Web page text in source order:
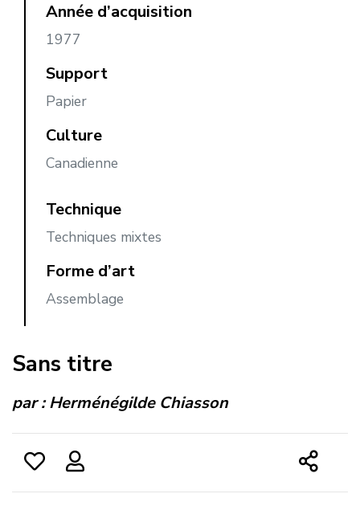
Année d’acquisition
1977
Support
Papier
Culture
Canadienne
Technique
Techniques mixtes
Forme d’art
Assemblage
Sans titre
par :Herménégilde Chiasson